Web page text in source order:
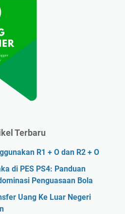
Terbaru
R1 + O dan R2 + O
di PES PS4: Panduan
Penguasaan Bola
Uang Ke Luar Negeri